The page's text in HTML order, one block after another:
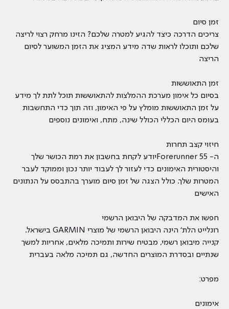
זמן סיום
צריכים הדרכה כיצד להגיע למטרה שלכם? הזינו מרחק רצוי לריצה
שלכם ותוכלו לראות שדה מידע המציג את הזמן המשוער לסיום
הריצה
זמן התאוששות
בסיום כל אימון מערכת ההמלצות להתאוששות תוכל לתת לך מידע
על זמן התאוששות מומלץ על פי האימון, וזה תוך כדי התחשבות
בעומס היום הכללי הכולל שינה, מתח, ואימונים נוספים
חיזוי קצב תחרות
ה- 55 Forerunnerיודע לקחת בחשבון את רמת הכושר שלך
והיסטורית האימונים כדי לעזור לך לעבוד יותר נכון וממוקד לעבר
המטרות שלך. כולל הצגה של זמן סיום מוערך בהתבסס על הנתונים
האישים
חפשו את המדבקה של היבואן הרשמי
רונלייט הלת‘ הינה היבואן הרשמי של מוצרי GARMIN בישראל.
קנייה מיבואן רשמי, מבטיח שירות ותמיכה מלאים, אחריות למשך
שנתיים ובסדרת המוצרים החדשה, גם תמיכה מלאה בעברית
מפרט:
אימונים